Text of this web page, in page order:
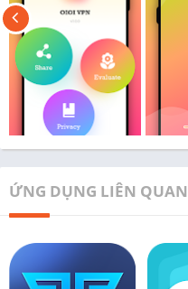
ỨNG DỤNG LIÊN QUAN